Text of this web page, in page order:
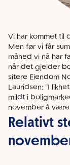
Vi har kommet til
Men før vi får
måned vi nå har
når det gjelder
sitere Eiendom
Lauridsen: "I
mildt i
november å
Relativt